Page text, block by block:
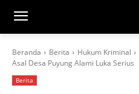
Beranda Berita Hukum Kriminal
Asal Desa Puyung Alami Luka Serius
Berita